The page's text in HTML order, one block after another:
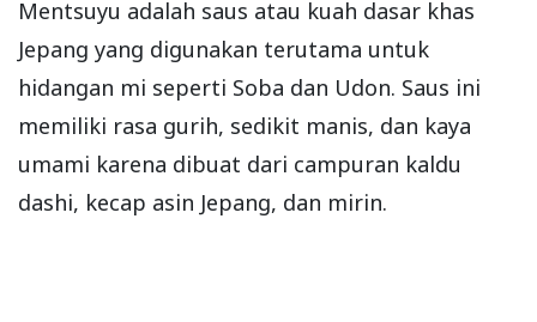
Mentsuyu adalah saus atau kuah dasar khas
Jepang yang digunakan terutama untuk
hidangan mi seperti Soba dan Udon. Saus ini
memiliki rasa gurih, sedikit manis, dan kaya
umami karena dibuat dari campuran kaldu
dashi, kecap asin Jepang, dan mirin.